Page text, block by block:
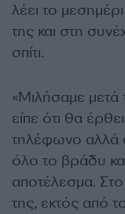
λέει το
της και στη
σπίτι.
«Μιλήσαμε μετά
είπε ότι θα
τηλέφωνο αλλά
όλο το βράδυ
αποτέλεσμα.
της, εκτός από